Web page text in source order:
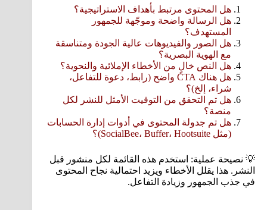
هل المحتوى مرتبط بأهداف الاستراتيجية؟
هل الرسالة واضحة وموجّهة للجمهور
المستهدف؟
هل الصور والفيديوهات عالية الجودة ومتناسقة
مع الهوية البصرية؟
هل النص خالٍ من الأخطاء الإملائية والنحوية؟
هل هناك CTA واضح (رابط، دعوة للتفاعل،
شراء، إلخ)؟
هل تم التحقق من التوقيت الأمثل للنشر لكل
منصة؟
هل تم جدولة المحتوى في أدوات إدارة الحسابات
(مثل SocialBee، Buffer، Hootsuite)؟
💡 نصيحة عملية: استخدم هذه القائمة لكل منشور قبل
النشر. هذا يقلل الأخطاء ويزيد احتمالية نجاح المحتوى
في جذب الجمهور وزيادة التفاعل.